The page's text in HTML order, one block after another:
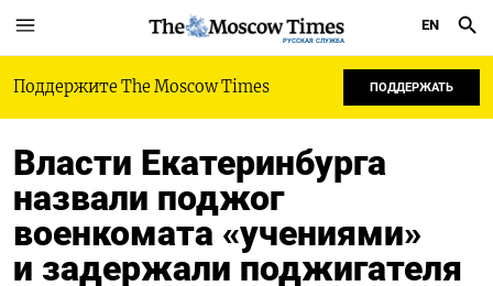
РУССКАЯ СЛУЖБА
EN
Поддержите The Moscow Times ПОДДЕРЖАТЬ
Власти Екатеринбурга
назвали поджог
военкомата «учениями»
и задержали поджигателя